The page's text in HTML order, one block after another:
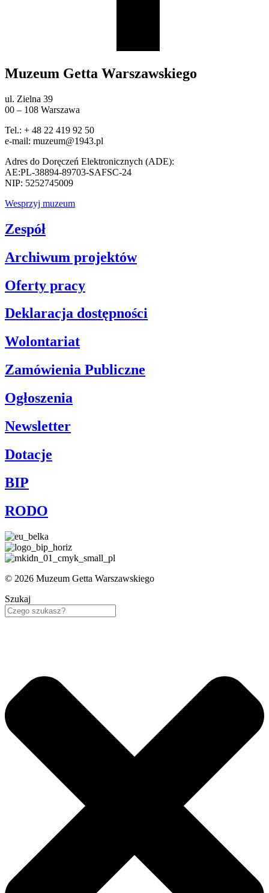
Muzeum Getta Warszawskiego
ul. Zielna 39
00 – 108 Warszawa
Tel.: + 48 22 419 92 50
e-mail: muzeum@1943.pl
Adres do Doręczeń Elektronicznych (ADE):
AE:PL-38894-89703-SAFSC-24
NIP: 5252745009
Wesprzyj muzeum
Zespół
Archiwum projektów
Oferty pracy
Deklaracja dostępności
Wolontariat
Zamówienia Publiczne
Ogłoszenia
Newsletter
Dotacje
BIP
RODO
© 2026 Muzeum Getta Warszawskiego
Szukaj